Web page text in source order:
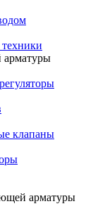
арматуры
клапаны
арматуры